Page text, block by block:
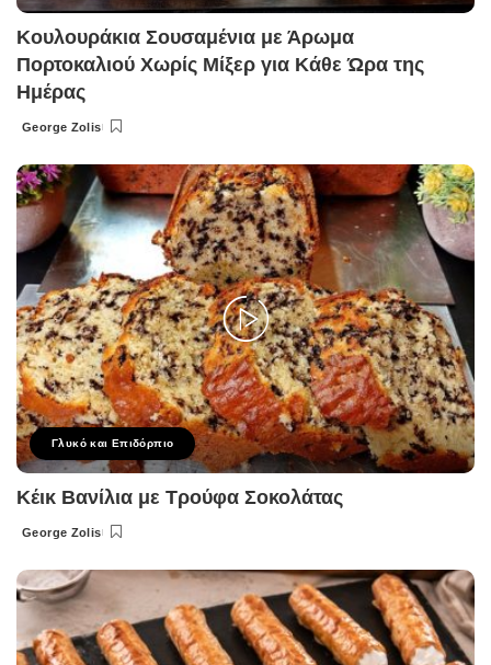
Κουλουράκια Σουσαμένια με Άρωμα
Πορτοκαλιού Χωρίς Μίξερ για Κάθε Ώρα της
Ημέρας
Posted
George Zolis
Γλυκό και Επιδόρπιο
Κέικ Βανίλια με Τρούφα Σοκολάτας
Posted
George Zolis